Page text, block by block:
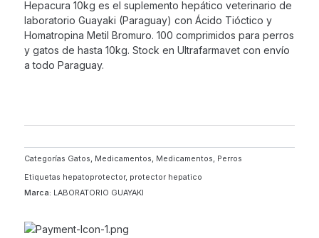
Hepacura 10kg es el suplemento hepático veterinario de
laboratorio Guayaki (Paraguay) con Ácido Tióctico y
Homatropina Metil Bromuro. 100 comprimidos para perros
y gatos de hasta 10kg. Stock en Ultrafarmavet con envío
a todo Paraguay.
Categorías Gatos, Medicamentos, Medicamentos, Perros
Etiquetas hepatoprotector, protector hepatico
Marca: LABORATORIO GUAYAKI